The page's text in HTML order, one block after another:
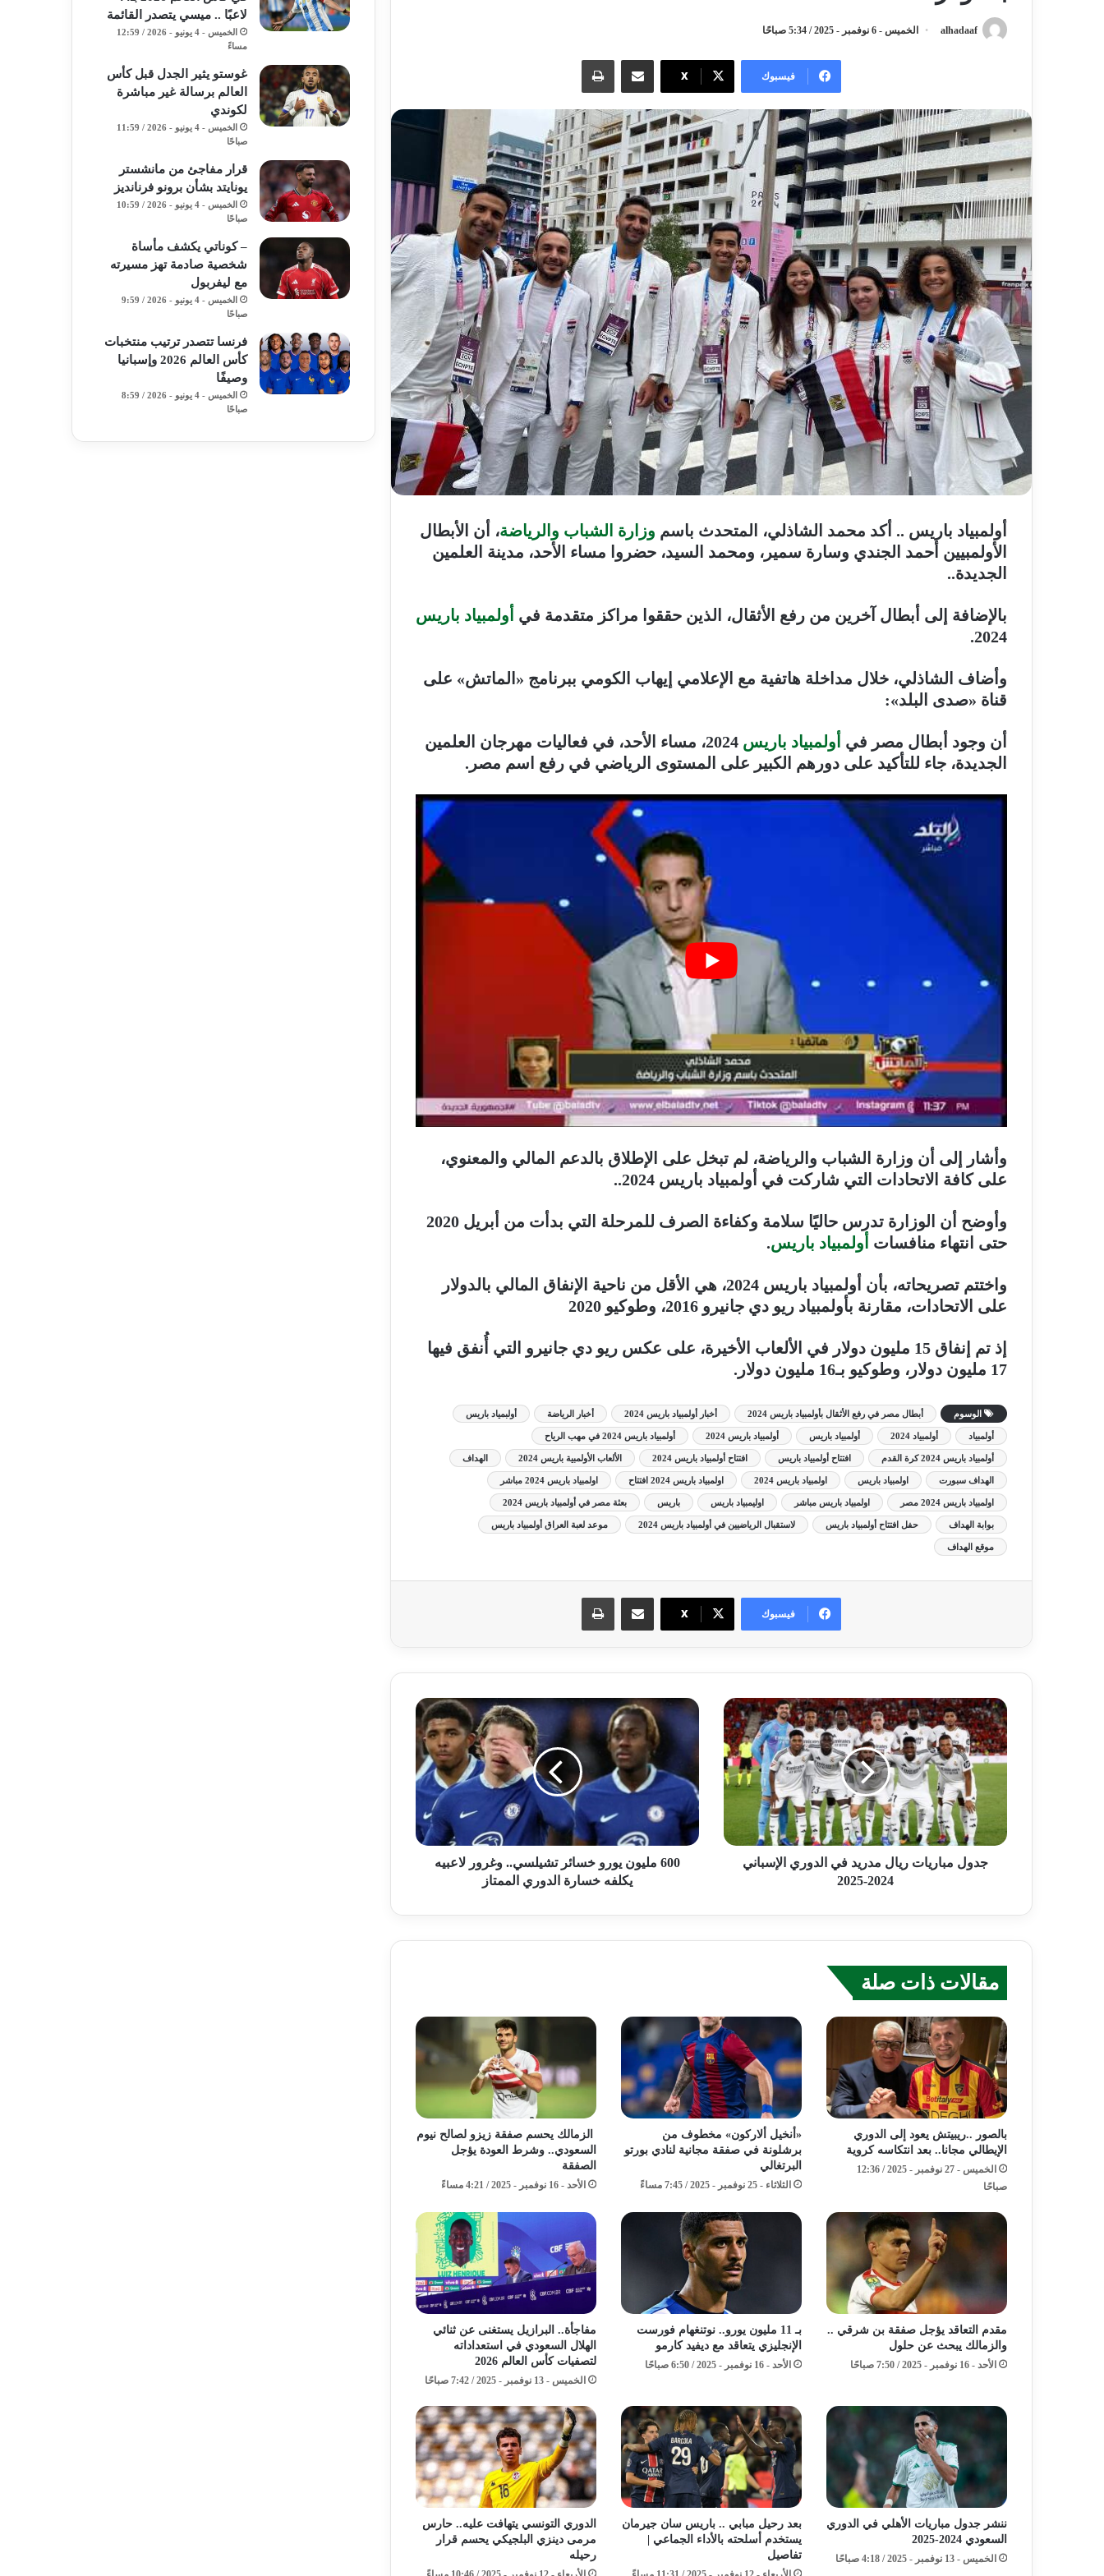
alhadaaf الخميس - 6 نوفمبر - 2025 / 5:34 صباحًا
فيسبوك X
مشاركة عبر البريد طباعة
أولمبياد باريس .. أكد محمد الشاذلي، المتحدث باسم وزارة الشباب والرياضة، أن الأبطال
الأولمبيين أحمد الجندي وسارة سمير، ومحمد السيد، حضروا مساء الأحد، مدينة العلمين
الجديدة..
بالإضافة إلى أبطال آخرين من رفع الأثقال، الذين حققوا مراكز متقدمة في أولمبياد باريس
2024.
وأضاف الشاذلي، خلال مداخلة هاتفية مع الإعلامي إيهاب الكومي ببرنامج «الماتش» على
قناة «صدى البلد»:
أن وجود أبطال مصر في أولمبياد باريس
2024، مساء الأحد، في فعاليات مهرجان العلمين
الجديدة، جاء للتأكيد على دورهم الكبير على المستوى الرياضي في رفع اسم مصر.
وأشار إلى أن وزارة الشباب والرياضة، لم تبخل على الإطلاق بالدعم المالي والمعنوي،
على كافة الاتحادات التي شاركت في أولمبياد باريس 2024..
وأوضح أن الوزارة تدرس حاليًا سلامة وكفاءة الصرف للمرحلة التي بدأت من أبريل 2020
حتى انتهاء منافسات أولمبياد باريس.
واختتم تصريحاته، بأن أولمبياد باريس 2024، هي الأقل من ناحية الإنفاق المالي بالدولار
على الاتحادات، مقارنة بأولمبياد ريو دي جانيرو 2016، وطوكيو 2020
إذ تم إنفاق 15 مليون دولار في الألعاب الأخيرة، على عكس ريو دي جانيرو التي أُنفق فيها
17 مليون دولار، وطوكيو بـ16 مليون دولار.
الوسوم أبطال مصر في رفع الأثقال بأولمبياد باريس 2024 أخبار أولمبياد باريس 2024 أخبار الرياضة أولبمياد باريس
أولمبياد أولمبياد 2024 أولمبياد باريس أولمبياد باريس 2024 أولمبياد باريس 2024 في مهب الرياح
أولمبياد باريس 2024 كرة القدم افتتاح أولمبياد باريس افتتاح أولمبياد باريس 2024 الألعاب الأولمبية باريس 2024 الهداف
الهداف سبورت اولمبياد باريس اولمبياد باريس 2024 اولمبياد باريس 2024 افتتاح اولمبياد باريس 2024 مباشر
اولمبياد باريس 2024 مصر اولمبياد باريس مباشر اوليمبياد باريس باريس بعثة مصر في أولمبياد باريس 2024
بوابة الهداف حفل افتتاح أولمبياد باريس لاستقبال الرياضيين في أولمبياد باريس 2024 موعد لعبة العراق أولمبياد باريس
موقع الهداف
فيسبوك X
مشاركة عبر البريد طباعة
جدول مباريات ريال مدريد في الدوري الإسباني
2024-2025
600 مليون يورو خسائر تشيلسي.. وغرور لاعبيه
يكلفه خسارة الدوري الممتاز
مقالات ذات صلة
بالصور ..ريبيتش يعود إلى الدوري
الإيطالي مجانا.. بعد انتكاسه كروية
الخميس - 27 نوفمبر - 2025 / 12:36
صباحًا
«أنخيل ألاركون» مخطوف من
برشلونة في صفقة مجانية لنادي بورتو
البرتغالي
الثلاثاء - 25 نوفمبر - 2025 / 7:45 مساءً
الزمالك يحسم صفقة زيزو لصالح نيوم
السعودي.. وشرط العودة يؤجل
الصفقة
الأحد - 16 نوفمبر - 2025 / 4:21 مساءً
مقدم التعاقد يؤجل صفقة بن شرقي ..
والزمالك يبحث عن حلول
الأحد - 16 نوفمبر - 2025 / 7:50 صباحًا
بـ 11 مليون يورو.. نوتنغهام فورست
الإنجليزي يتعاقد مع ديفيد كارمو
الأحد - 16 نوفمبر - 2025 / 6:50 صباحًا
مفاجأة.. البرازيل يستغنى عن ثنائي
الهلال السعودي في استعداداته
لتصفيات كأس العالم 2026
الخميس - 13 نوفمبر - 2025 / 7:42 صباحًا
ننشر جدول مباريات الأهلي في الدوري
السعودي 2024-2025
الخميس - 13 نوفمبر - 2025 / 4:18 صباحًا
بعد رحيل مبابي .. باريس سان جيرمان
يستخدم أسلحته بالأداء الجماعي |
تفاصيل
الدوري التونسي يتهافت عليه.. حارس
مرمى دينزي البلجيكي يحسم قرار
رحيله
لاعبًا .. ميسي يتصدر القائمة
الخميس - 4 يونيو - 2026 / 12:59
مساءً
غوستو يثير الجدل قبل كأس
العالم برسالة غير مباشرة
لكوندي
الخميس - 4 يونيو - 2026 / 11:59
صباحًا
قرار مفاجئ من مانشستر
يونايتد بشأن برونو فرنانديز
الخميس - 4 يونيو - 2026 / 10:59
صباحًا
– كوناتي يكشف مأساة
شخصية صادمة تهز مسيرته
مع ليفربول
الخميس - 4 يونيو - 2026 / 9:59
صباحًا
فرنسا تتصدر ترتيب منتخبات
كأس العالم 2026 وإسبانيا
وصيفًا
الخميس - 4 يونيو - 2026 / 8:59
صباحًا